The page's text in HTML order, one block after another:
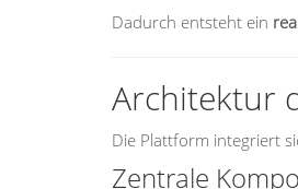
Dadurch entsteht ein
Architektur
Die Plattform integriert
Zentrale